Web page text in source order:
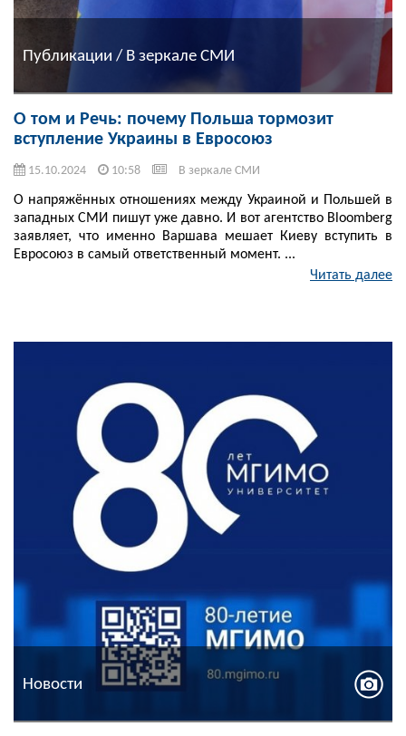
Публикации / В зеркале СМИ
О том и Речь: почему Польша тормозит
вступление Украины в Евросоюз
15.10.2024 10:58 В зеркале СМИ
О напряжённых отношениях между Украиной и Польшей в
западных СМИ пишут уже давно. И вот агентство Bloomberg
заявляет, что именно Варшава мешает Киеву вступить в
Евросоюз в самый ответственный момент. ...
Читать далее
Новости